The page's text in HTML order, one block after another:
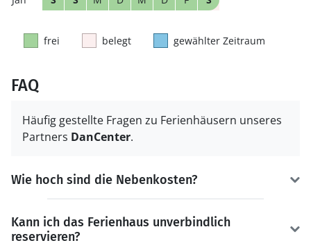
frei belegt gewählter Zeitraum
FAQ
Häufig gestellte Fragen zu Ferienhäusern unseres
Partners DanCenter.
Wie hoch sind die Nebenkosten?
Kann ich das Ferienhaus unverbindlich
reservieren?